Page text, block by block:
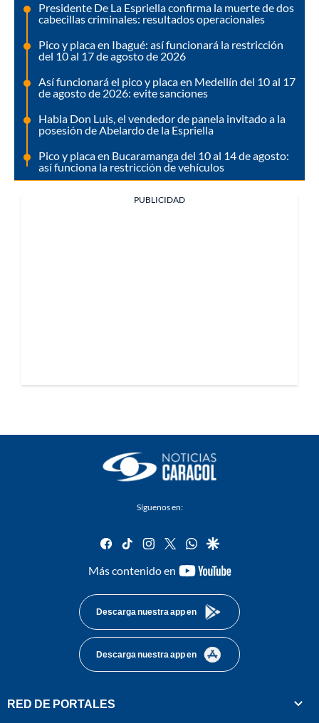
Presidente De La Espriella confirma la muerte de dos
cabecillas criminales: resultados operacionales
Pico y placa en Ibagué: así funcionará la restricción
del 10 al 17 de agosto de 2026
Así funcionará el pico y placa en Medellín del 10 al 17
de agosto de 2026: evite sanciones
Habla Don Luis, el vendedor de panela invitado a la
posesión de Abelardo de la Espriella
Pico y placa en Bucaramanga del 10 al 14 de agosto:
así funciona la restricción de vehículos
PUBLICIDAD
Síguenos en:
facebook
tiktok instagram
twitterwhatsapp
google
Más contenido en
youtube-
Descarga nuestra app en
Descarga nuestra app en
RED DE PORTALES